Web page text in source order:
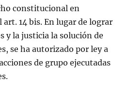
constitucional en
14 bis. En lugar de lograr
y la justicia la solución de
se ha autorizado por ley a
de grupo ejecutadas